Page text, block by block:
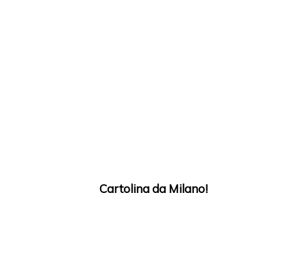
Cartolina da Milano!